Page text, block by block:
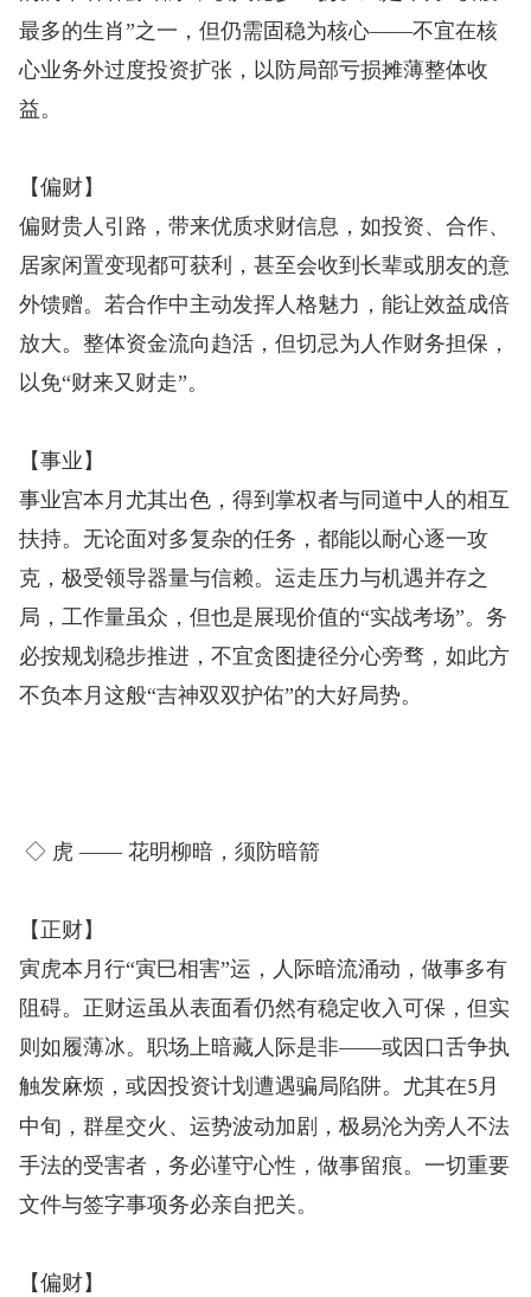
最多的生肖”之一，但仍需固稳为核心——不宜在核
心业务外过度投资扩张，以防局部亏损摊薄整体收
益。
【偏财】
偏财贵人引路，带来优质求财信息，如投资、合作、
居家闲置变现都可获利，甚至会收到长辈或朋友的意
外馈赠。若合作中主动发挥人格魅力，能让效益成倍
放大。整体资金流向趋活，但切忌为人作财务担保，
以免“财来又财走”。
【事业】
事业宫本月尤其出色，得到掌权者与同道中人的相互
扶持。无论面对多复杂的任务，都能以耐心逐一攻
克，极受领导器量与信赖。运走压力与机遇并存之
局，工作量虽众，但也是展现价值的“实战考场”。务
必按规划稳步推进，不宜贪图捷径分心旁骛，如此方
不负本月这般“吉神双双护佑”的大好局势。
◇ 虎 —— 花明柳暗，须防暗箭
【正财】
寅虎本月行“寅巳相害”运，人际暗流涌动，做事多有
阻碍。正财运虽从表面看仍然有稳定收入可保，但实
则如履薄冰。职场上暗藏人际是非——或因口舌争执
触发麻烦，或因投资计划遭遇骗局陷阱。尤其在5 月
中旬，群星交火、运势波动加剧，极易沦为旁人不法
手法的受害者，务必谨守心性，做事留痕。一切重要
文件与签字事项务必亲自把关。
【偏财】